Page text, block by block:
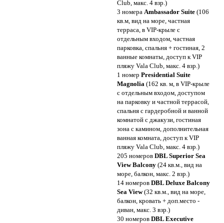
Club, макс. 4 взр.)
3 номера Аmbassador Suite (106
кв.м, вид на море, частная
терраса, в VIP-крыле с
отдельным входом, частная
парковка, спальня + гостиная, 2
ванные комнаты, доступ к VIP
пляжу Vala Club, макс. 4 взр.)
1 номер Presidential Suite
Magnolia (162 кв. м, в VIP-крыле
с отдельным входом, доступом
на парковку и частной террасой,
спальня с гардеробной и ванной
комнатой с джакузи, гостиная
зона с камином, дополнительная
ванная комната, доступ к VIP
пляжу Vala Club, макс. 4 взр.)
205 номеров DBL Superior Sea
View Balcony (24 кв.м., вид на
море, балкон, макс. 2 взр.)
14 номеров DBL Deluxe Balcony
Sea View(32 кв.м., вид на море,
балкон, кровать + доп.место -
диван, макс. 3 взр.)
30 номеров DBL Executive